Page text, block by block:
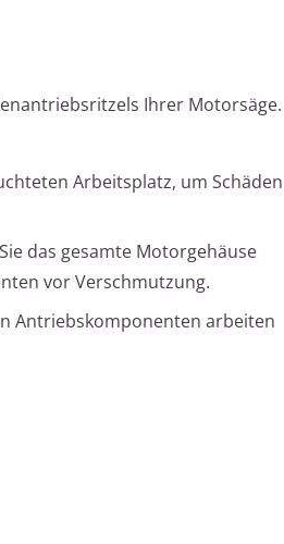
Ihrer Motorsäge.
Arbeitsplatz, um Schäden
das gesamte Motorgehäuse
vor Verschmutzung.
Antriebskomponenten arbeiten